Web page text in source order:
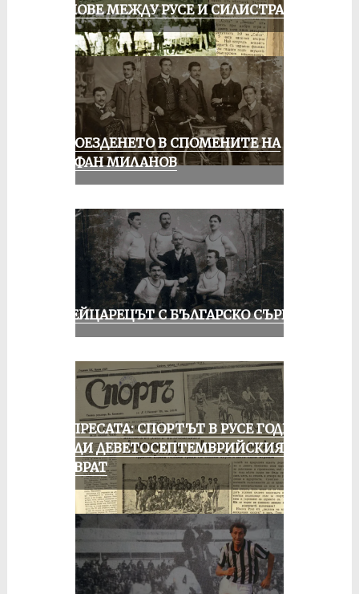
МАЧОВЕ МЕЖДУ РУСЕ И СИЛИСТРА
КОЛОЕЗДЕНЕТО В СПОМЕНИТЕ НА
СТЕФАН МИЛАНОВ
ШВЕЙЦАРЕЦЪТ С БЪЛГАРСКО СЪРЦЕ
ОТ ПРЕСАТА: СПОРТЪТ В РУСЕ ГОДИНА
ПРЕДИ ДЕВЕТОСЕПТЕМВРИЙСКИЯ
ПРЕВРАТ